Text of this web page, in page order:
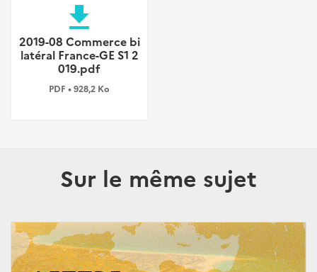
file_download
2019-08 Commerce bi
latéral France-GE S1 2
019.pdf
PDF • 928,2 Ko
Sur le même sujet